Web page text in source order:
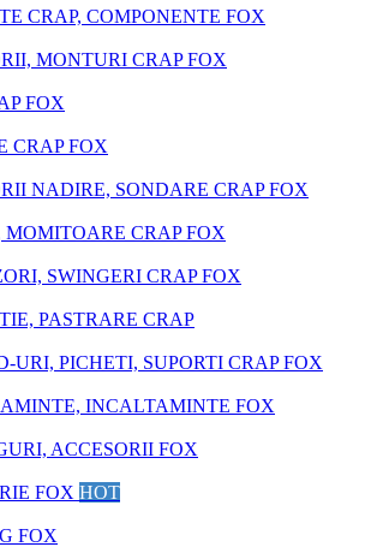
CRAP, COMPONENTE FOX
MONTURI CRAP FOX
FOX
CRAP FOX
NADIRE, SONDARE CRAP FOX
CRAP FOX
SWINGERI CRAP FOX
PASTRARE CRAP
URI, PICHETI, SUPORTI CRAP FOX
INCALTAMINTE FOX
ACCESORII FOX
FOX HOT
FOX